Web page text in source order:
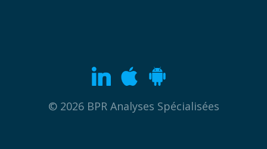
© 2026 BPR Analyses Spécialisées